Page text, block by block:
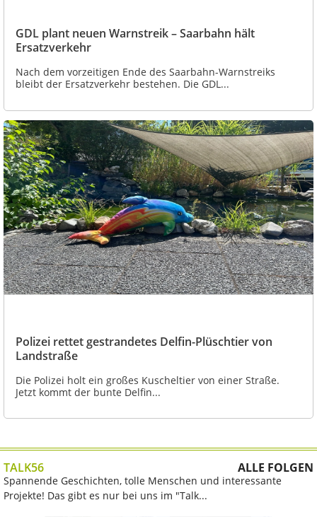
GDL plant neuen Warnstreik – Saarbahn hält
Ersatzverkehr
Nach dem vorzeitigen Ende des Saarbahn-Warnstreiks
bleibt der Ersatzverkehr bestehen. Die GDL...
Polizei rettet gestrandetes Delfin-Plüschtier von
Landstraße
Die Polizei holt ein großes Kuscheltier von einer Straße.
Jetzt kommt der bunte Delfin...
TALK56 ALLE FOLGEN
Spannende Geschichten, tolle Menschen und interessante
Projekte! Das gibt es nur bei uns im "Talk...